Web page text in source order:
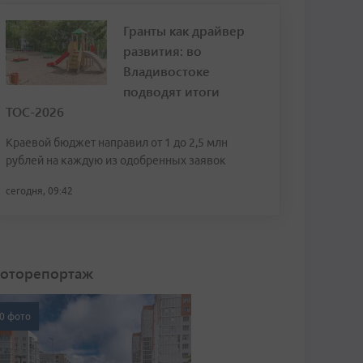
Гранты как драйвер
развития: во
Владивостоке
подводят итоги
ТОС-2026
Краевой бюджет направил от 1 до 2,5 млн
рублей на каждую из одобренных заявок
сегодня, 09:42
фото